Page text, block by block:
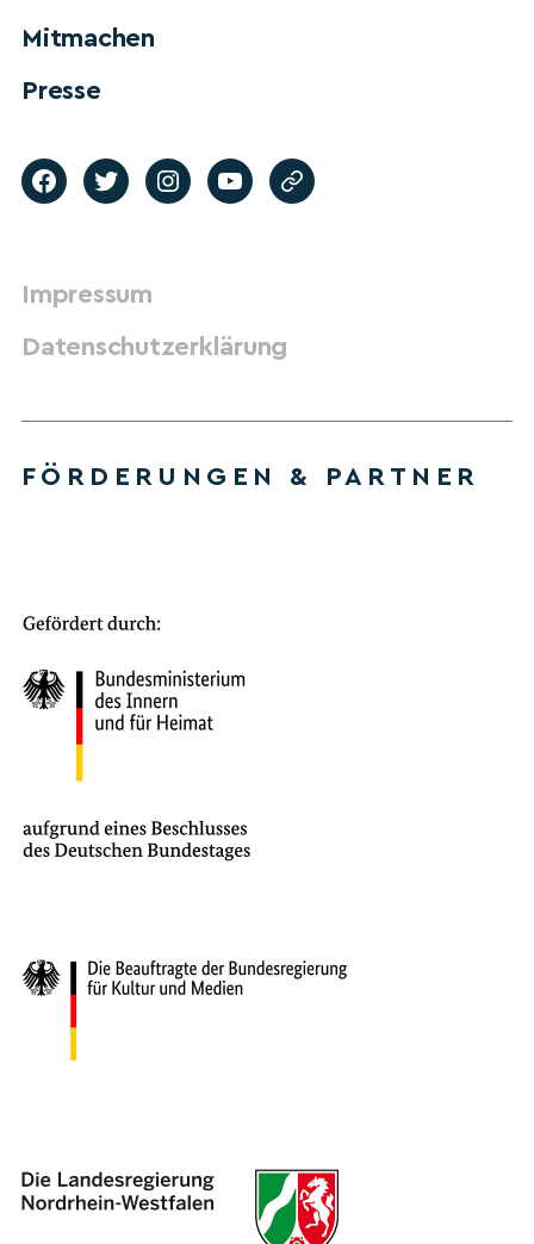
Mitmachen
Presse
Impressum
Datenschutzerklärung
FÖRDERUNGEN & PARTNER